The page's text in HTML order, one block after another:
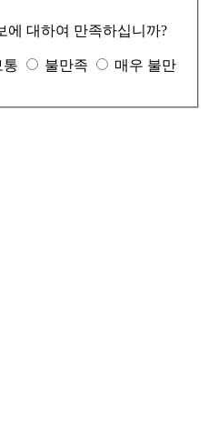
에 대하여 만족하십니까?
통 불만족
매우 불만